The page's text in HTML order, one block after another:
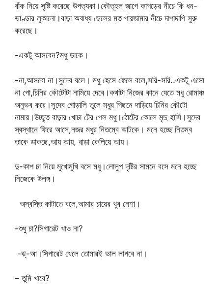
বাঁক নিয়ে সৃষ্টি করেছে উপত্যকা।কৌতূহল জাগে কাপড়ের নীচে কি ধন-
ভাণ্ডার লুকানো।বাড়া অবাধ্য ছেলের মত পায়জামার নীচে দাপাদাপি সুরু
করেছে।
-একটু আসবেন?মধু ডাকে।
-না,আসবো না।সুদেব বলে। মধু হেসে ফেলে বলে,সরি-সরি..একটু এসো
না গো,চিনির কৌটোটা নামিয়ে দেবে।কথাটা নিজের কানে যেতে মধু রোমাঞ্চ
অনুভব করে।সুদেব গোড়ালি তুলে মধুর পিছনে দাড়িয়ে চিনির কৌটো
নামায়।উচ্ছৃত বাড়ার খোচা টের পেল মধু।ঠোটের কোলে মৃদু হাসি।সুদেব
স্বস্থানে ফিরে আসে,নজর মধুর নিতম্বে আটকে। মনে হচ্ছে নিতম্ব
তাকে ডাকছে,আয় আয়, বাড়া কেলিয়ে আয়।
দু-কাপ চা নিয়ে মুখোমুখি বসে মধু।লোলুপ দৃষ্টির সামনে বসে মনে হচ্ছে
নিজেকে উলঙ্গ।
অস্বস্তি কাটাতে বলে,আমার চায়ের খুব নেশা।
-শুধু চা?সিগারেট খাও না?
-ঝ্-আ।সিগারেট খেলে তোমারই ভাল লাগবে না।
– তুমি খাবে?